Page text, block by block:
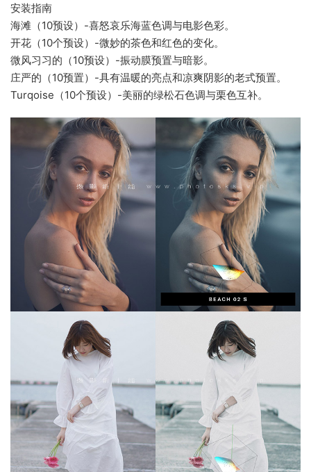
安装指南
海滩（10预设）-喜怒哀乐海蓝色调与电影色彩。
开花（10个预设）-微妙的茶色和红色的变化。
微风习习的（10预设）-振动膜预置与暗影。
庄严的（10预置）-具有温暖的亮点和凉爽阴影的老式预置。
Turqoise（10个预设）-美丽的绿松石色调与栗色互补。